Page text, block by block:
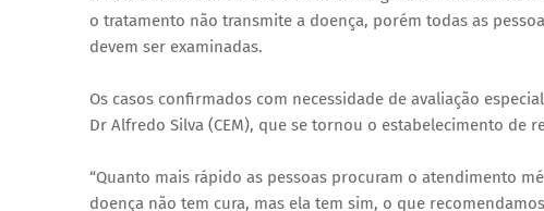
o tratamento não transmite a doença, porém todas as
devem ser examinadas.
Os casos confirmados com necessidade de avaliação
Dr Alfredo Silva (CEM), que se tornou o estabelecimento de
“Quanto mais rápido as pessoas procuram o atendimento
doença não tem cura, mas ela tem sim, o que